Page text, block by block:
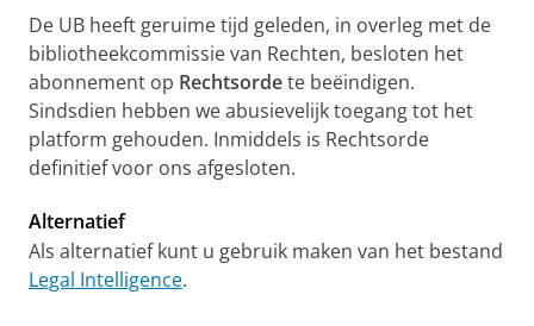
De UB heeft geruime tijd geleden, in overleg met de
bibliotheekcommissie van Rechten, besloten het
abonnement op Rechtsordete beëindigen.
Sindsdien hebben we abusievelijk toegang tot het
platform gehouden. Inmiddels is Rechtsorde
definitief voor ons afgesloten.
Alternatief
Als alternatief kunt u gebruik maken van het bestand
Legal Intelligence.